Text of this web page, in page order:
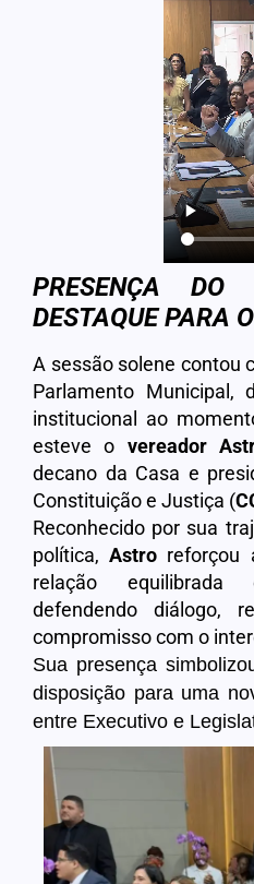
PRESENÇA DO
DESTAQUE PARA
A sessão solene contou
Parlamento Municipal,
institucional ao
esteve o vereador
decano da Casa e
Constituição e Justiça (
Reconhecido por sua
política,Astro reforçou
relação
defendendo diálogo,
compromisso com o
Sua presença
disposição para uma
entre Executivo e